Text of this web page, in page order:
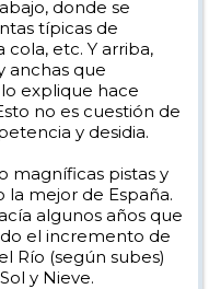
donde se
típicas de
etc. Y arriba,
anchas que
explique hace
no es cuestión de
y desidia.
magníficas pistas y
la mejor de España.
algunos años que
el incremento de
Río (según subes)
y Nieve.